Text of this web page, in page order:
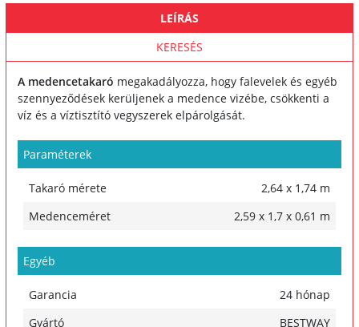
LEÍRÁS
KERESÉS
A medencetakaró megakadályozza, hogy falevelek és egyéb
szennyeződések kerüljenek a medence vizébe, csökkenti a
víz és a víztisztító vegyszerek elpárolgását.
Paraméterek
Takaró mérete
2,64 x 1,74 m
Medenceméret
2,59 x 1,7 x 0,61 m
Egyéb
Garancia
24 hónap
Gyártó
BESTWAY